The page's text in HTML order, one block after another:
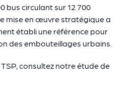
bus circulant sur 12 700
mise en œuvre stratégique a
établi une référence pour
des embouteillages urbains.
consultez notre étude de